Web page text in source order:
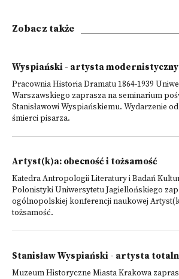
Zobacz także
Wyspiański - artysta modernistyczny
Pracownia Historia Dramatu 1864-1939
Warszawskiego zaprasza na seminarium
Stanisławowi Wyspiańskiemu. Wydarzenie
śmierci pisarza.
Artyst(k)a: obecność i tożsamość
Katedra Antropologii Literatury i Badań
Polonistyki Uniwersytetu Jagiellońskiego
ogólnopolskiej konferencji naukowej
tożsamość.
Stanisław Wyspiański - artysta
Muzeum Historyczne Miasta Krakowa